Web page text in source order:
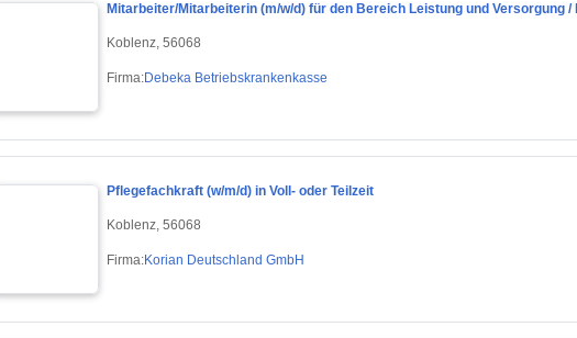
Mitarbeiter/Mitarbeiterin (m/w/d) für den Bereich Leistung und Versorgung
Koblenz, 56068
Firma:Debeka Betriebskrankenkasse
Pflegefachkraft (w/m/d) in Voll- oder Teilzeit
Koblenz, 56068
Firma:Korian Deutschland GmbH